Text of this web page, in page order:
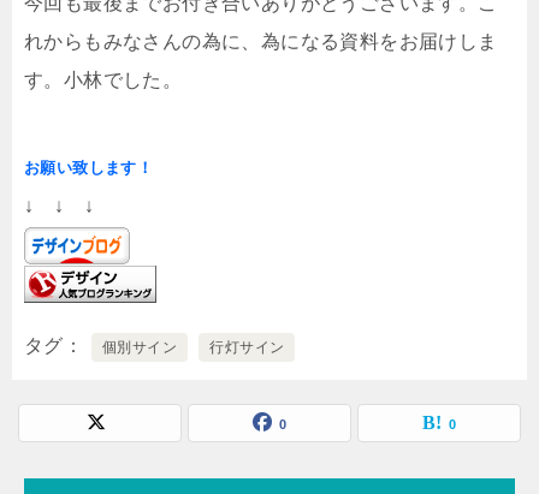
れからもみなさんの為に、為になる資料をお届けしま
す。小林でした。
お願い致します！
↓ ↓ ↓
タグ 個別サイン 行灯サイン
0 0